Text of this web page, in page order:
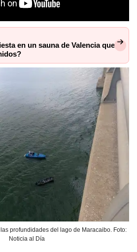
en un sauna de Valencia que
profundidades del lago de Maracaibo. Foto:
Noticia al Día